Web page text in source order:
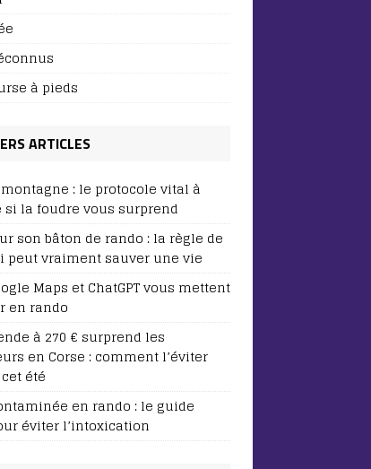
à pieds
ARTICLES
: le protocole vital à
la foudre vous surprend
son bâton de rando : la règle de
peut vraiment sauver une vie
Maps et ChatGPT vous mettent
en rando
à 270 € surprend les
en Corse : comment l’éviter
été
en rando : le guide
éviter l’intoxication